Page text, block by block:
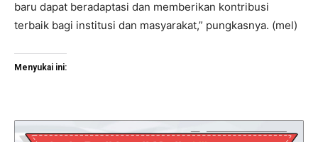
baru dapat beradaptasi dan memberikan kontribusi
terbaik bagi institusi dan masyarakat,” pungkasnya. (mel)
Menyukai ini: